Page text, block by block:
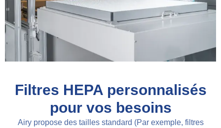
Filtres HEPA personnalisés
pour vos besoins
Airy propose des tailles standard (Par exemple, filtres